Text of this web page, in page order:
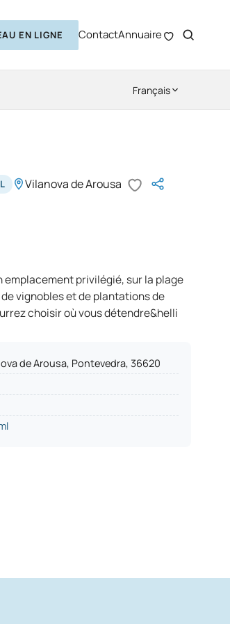
EN LIGNE ContactAnnuaire
Français
Vilanova de Arousa
emplacement privilégié, sur la plage
vignobles et de plantations de
choisir où vous détendre&helli
de Arousa, Pontevedra, 36620